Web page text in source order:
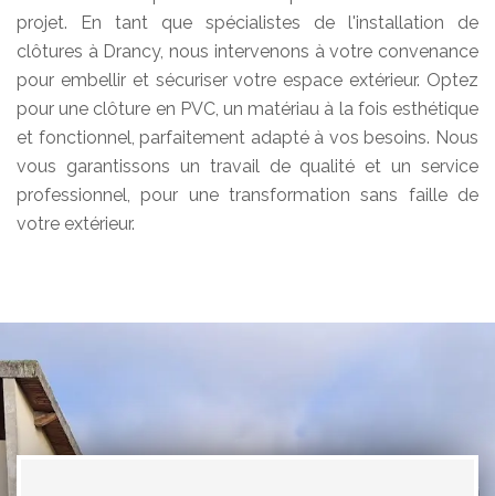
projet. En tant que spécialistes de l'installation de
clôtures à Drancy, nous intervenons à votre convenance
pour embellir et sécuriser votre espace extérieur. Optez
pour une clôture en PVC, un matériau à la fois esthétique
et fonctionnel, parfaitement adapté à vos besoins. Nous
vous garantissons un travail de qualité et un service
professionnel, pour une transformation sans faille de
votre extérieur.